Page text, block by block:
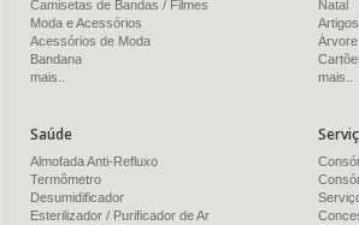
Camisetas de Bandas / Filmes
Moda e Acessórios
Acessórios de Moda
Bandana
mais..
Natal
mais..
Saúde
Almofada Anti-Refluxo
Termômetro
Desumidificador
Esterilizador / Purificador de Ar